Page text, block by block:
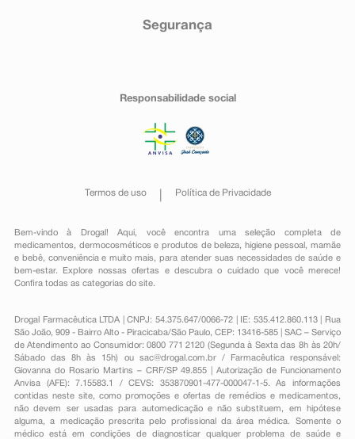
Segurança
Responsabilidade social
Termos de uso Política de Privacidade
Bem-vindo à Drogal! Aqui, você encontra uma seleção completa de
medicamentos , dermocosméticos e produtos de beleza, higiene pessoal ,mamãe
e bebê, conveniênciae muito mais, para atender suas necessidades de saúde e
bem-estar. Explore nossas ofertas e descubra o cuidado que você merece!
Confira todas as categorias do site.
Drogal Farmacêutica LTDA | CNPJ: 54.375.647/0066-72 | IE: 535.412.860.113 | Rua
São João, 909 - Bairro Alto - Piracicaba/São Paulo, CEP: 13416-585 | SAC – Serviço
de Atendimento ao Consumidor: 0800 771 2120 (Segunda à Sexta das 8h às 20h/
Sábado das 8h às 15h) ou sac@drogal.com.br/ Farmacêutica responsável:
Giovanna do Rosario Martins – CRF/SP 49.855 | Autorização de Funcionamento
Anvisa (AFE): 7.15583.1 / CEVS: 353870901-477-000047-1-5. As informações
contidas neste site, como promoções e ofertas de remédios e medicamentos,
não devem ser usadas para automedicação e não substituem, em hipótese
alguma, a medicação prescrita pelo profissional da área médica. Somente o
médico está em condições de diagnosticar qualquer problema de saúde e